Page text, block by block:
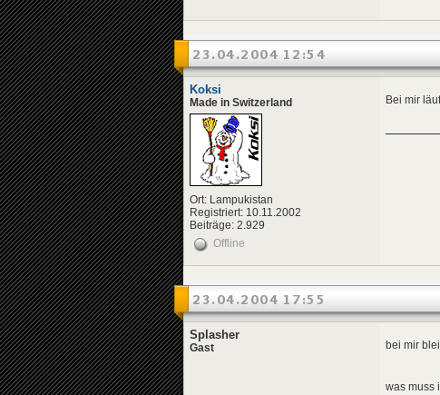
23.04.2004 12:54
Koksi
Made in Switzerland
Ort: Lampukistan
Registriert: 10.11.2002
Beiträge: 2.929
Bei mir
Offline
23.04.2004 17:55
Splasher
Gast bei mir
was muss